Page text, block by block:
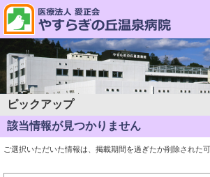
ピックアップ
該当情報が見つかりません
ご選択いただいた情報は、掲載期間を過ぎたか削除された